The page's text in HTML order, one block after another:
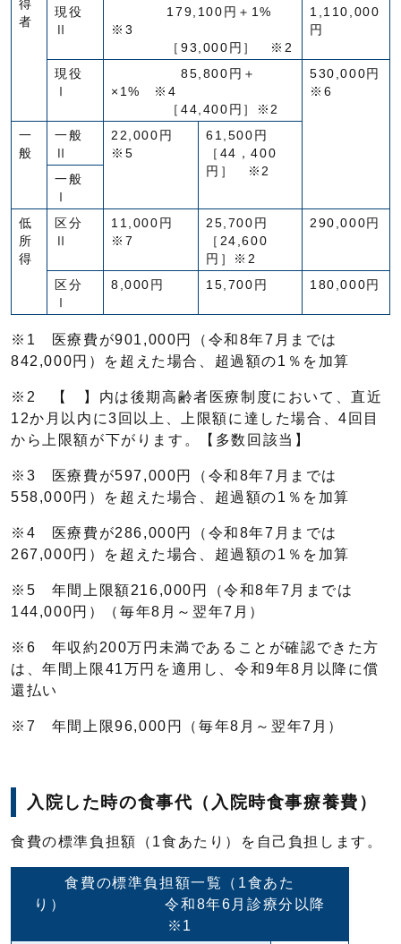
得
者
現役
179,100円＋1%
※3
［93,000円］ ※2
1,110,000
円
現役
85,800円＋
×1% ※4
［44,400円］※2
530,000円
※6
一
般
一般
22,000円
※5
61,500円
［44，400
円］ ※2
一般
低
所
得
区分
11,000円
※7
25,700円
［24,600
円］※2
290,000円
区分
8,000円 15,700円 180,000円
※1 医療費が901,000円（令和8年7月までは
842,000円）を超えた場合、超過額の1％を加算
※2 【 】内は後期高齢者医療制度において、直近
12か月以内に3回以上、上限額に達した場合、4回目
から上限額が下がります。【多数回該当】
※3 医療費が597,000円（令和8年7月までは
558,000円）を超えた場合、超過額の1％を加算
※4 医療費が286,000円（令和8年7月までは
267,000円）を超えた場合、超過額の1％を加算
※5 年間上限額216,000円（令和8年7月までは
144,000円）（毎年8月～翌年7月）
※6 年収約200万円未満であることが確認できた方
は、年間上限41万円を適用し、令和9年8月以降に償
還払い
※7 年間上限96,000円（毎年8月～翌年7月）
入院した時の食事代（入院時食事療養費）
食費の標準負担額（1食あたり）を自己負担します。
食費の標準負担額一覧（1食あた
り） 令和8年6月診療分以降
※1